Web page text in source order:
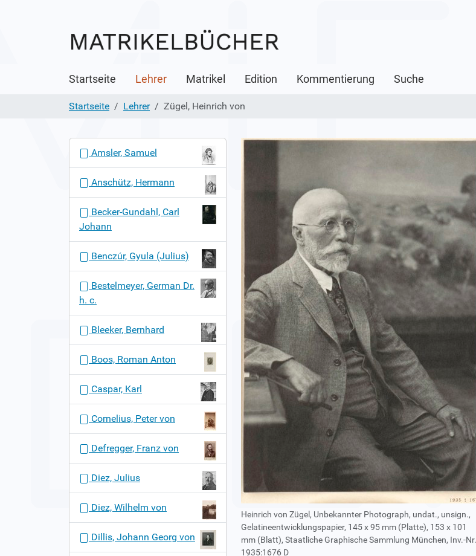
Startseite Lehrer Matrikel Edition Kommentierung Suche
Startseite
Lehrer Zügel, Heinrich von
Heinrich von Zügel, Unbekannter Photograph, undat., unsign.,
Gelatineentwicklungspapier, 145 x 95 mm (Platte), 153 x 101
mm (Blatt), Staatliche Graphische Sammlung München, Inv.-Nr.
1935:1676 D
n
Amsler, Samuel
Anschütz, Hermann
Becker-Gundahl, Carl
Johann
Benczúr, Gyula (Julius)
Bestelmeyer, German Dr.
h. c.
Bleeker, Bernhard
Boos, Roman Anton
Caspar, Karl
Cornelius, Peter von
Defregger, Franz von
Diez, Julius
Diez, Wilhelm von
Dillis, Johann Georg von